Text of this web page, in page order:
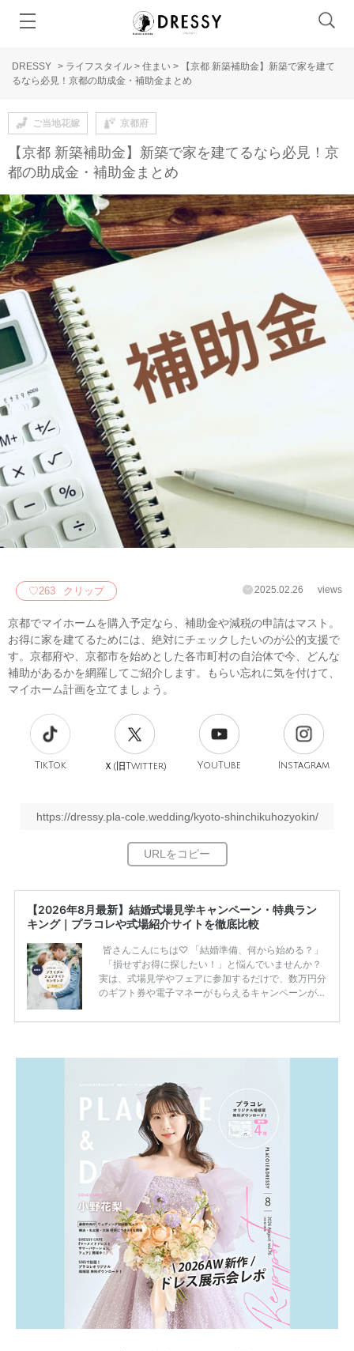
DRESSY > ライフスタイル > 住まい >
【京都 新築補助金】新築で家を建て
るなら必見！京都の助成金・補助金まとめ
ご当地花嫁 京都府
【京都 新築補助金】新築で家を建てるなら必見！京
都の助成金・補助金まとめ
♡263 クリップ 2025.02.26 views
京都でマイホームを購入予定なら、補助金や減税の申請はマスト。
お得に家を建てるためには、絶対にチェックしたいのが公的支援で
す。京都府や、京都市を始めとした各市町村の自治体で今、どんな
補助があるかを網羅してご紹介します。もらい忘れに気を付けて、
マイホーム計画を立てましょう。
TikTok Ｘ(旧 Twitter) YouTube Instagram
https://dressy.pla-cole.wedding/kyoto-shinchikuhozyokin/
【2026年8月最新】結婚式場見学キャンペーン・特典ラン
キング｜プラコレや式場紹介サイトを徹底比較
皆さんこんにちは♡ 「結婚準備、何から始める？」
「損せずお得に探したい！」と悩んでいませんか？
実は、式場見学やフェアに参加するだけで、数万円分
のギフト券や電子マネーがもらえるキャンペーンがあ
ため、比較せずに選ぶと損をしてしまうことも……。
一番お得？」「プラコレの特典は？」といった疑問も
解決します。 まずは診断で候補を絞れる「ウェディ
ング診断」か、体験型 […]続きを読む